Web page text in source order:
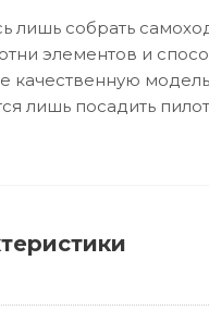
лишь собрать
элементов и
качественную
лишь посадить